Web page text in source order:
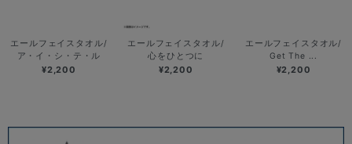
エールフェイスタオル/
ア・イ・シ・テ・ル
¥2,200
エールフェイスタオル/
心をひとつに
¥2,200
エールフェイスタオル/
Get The ...
¥2,200